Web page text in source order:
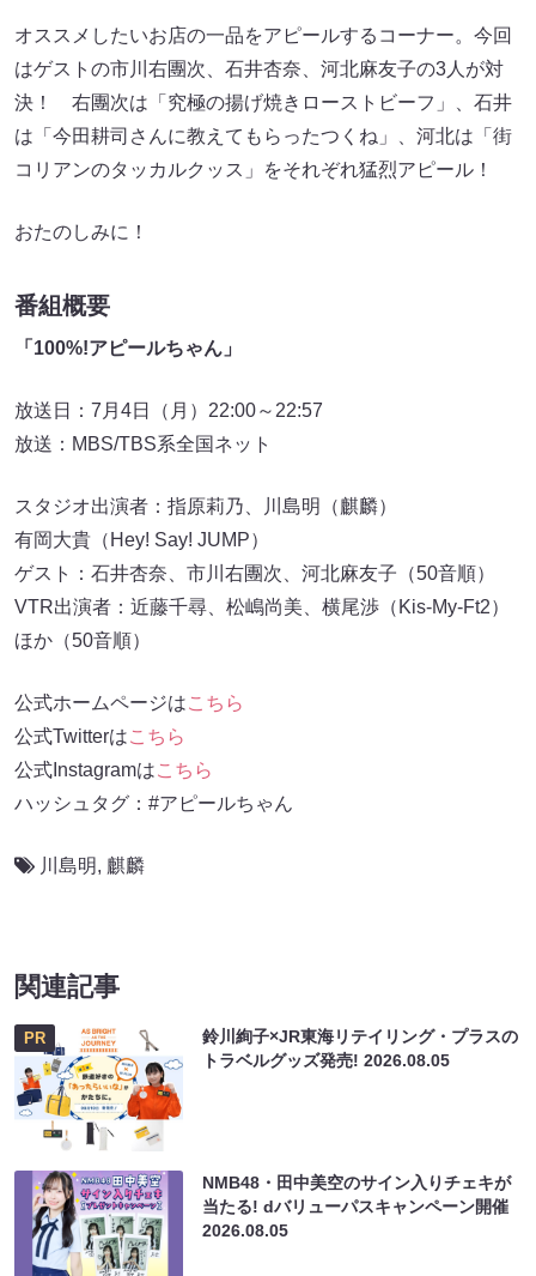
オススメしたいお店の一品をアピールするコーナー。今回
はゲストの市川右團次、石井杏奈、河北麻友子の3人が対
決！ 右團次は「究極の揚げ焼きローストビーフ」、石井
は「今田耕司さんに教えてもらったつくね」、河北は「街
コリアンのタッカルクッス」をそれぞれ猛烈アピール！
おたのしみに！
番組概要
「100%!アピールちゃん」
放送日：7月4日（月）22:00～22:57
放送：MBS/TBS系全国ネット
スタジオ出演者：指原莉乃、川島明（麒麟）
有岡大貴（Hey! Say! JUMP）
ゲスト：石井杏奈、市川右團次、河北麻友子（50音順）
VTR出演者：近藤千尋、松嶋尚美、横尾渉（Kis-My-Ft2）
ほか（50音順）
公式ホームページはこちら
公式Twitterはこちら
公式Instagramはこちら
ハッシュタグ：#アピールちゃん
川島明, 麒麟
関連記事
PR
鈴川絢子×JR東海リテイリング・プラスの
トラベルグッズ発売!2026.08.05
NMB48・田中美空のサイン入りチェキが
当たる! dバリューパスキャンペーン開催
2026.08.05